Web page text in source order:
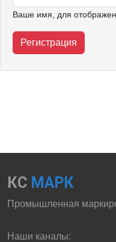
Ваше имя, для
Регистрация
КС МАРК
Промышленная
Наши каналы: